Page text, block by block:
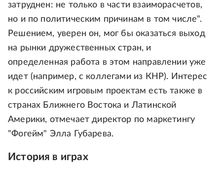
затруднен: не только в части взаиморасчетов,
но и по политическим причинам в том числе".
Решением, уверен он, мог бы оказаться выход
на рынки дружественных стран, и
определенная работа в этом направлении уже
идет (например, с коллегами из КНР). Интерес
к российским игровым проектам есть также в
странах Ближнего Востока и Латинской
Америки, отмечает директор по маркетингу
"Фогейм" Элла Губарева.
История в играх